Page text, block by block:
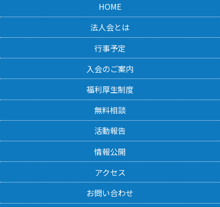
HOME
法人会とは
行事予定
入会のご案内
福利厚生制度
無料相談
活動報告
情報公開
アクセス
お問い合わせ